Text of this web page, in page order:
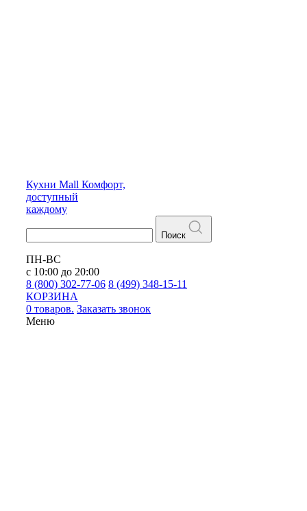
Кухни Mall Комфорт,
доступный
каждому
Поиск
ПН-ВС
с 10:00 до 20:00
8 (800) 302-77-06 8 (499) 348-15-11
КОРЗИНА
0 товаров. Заказать звонок
Меню